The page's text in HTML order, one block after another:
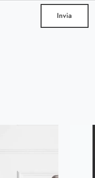
Invia